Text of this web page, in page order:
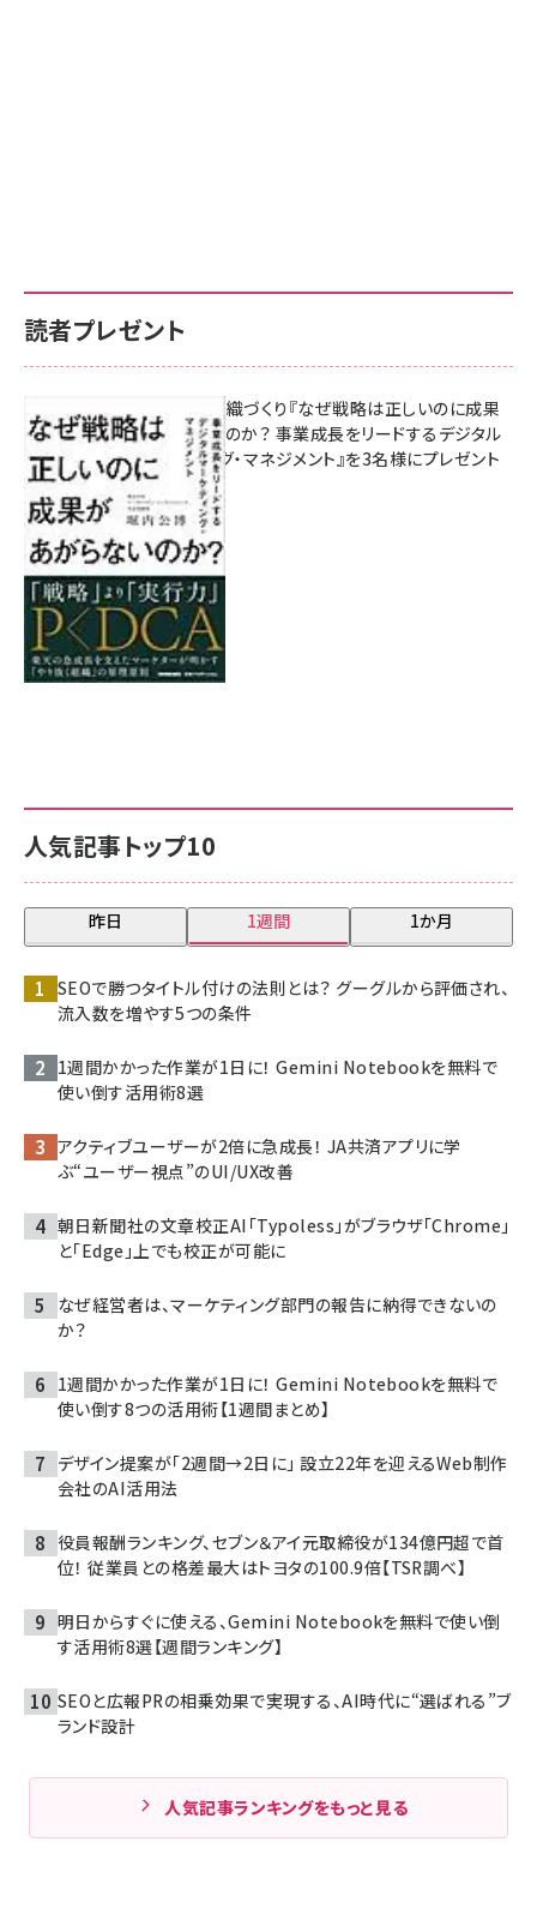
人気記事トップ10
昨日 1週間 1か月
SEOで勝つタイトル付けの法則とは？ グーグルから評価され、
流入数を増やす5つの条件
1週間かかった作業が1日に！ Gemini Notebookを無料で
使い倒す活用術8選
アクティブユーザーが2倍に急成長！ JA共済アプリに学
ぶ“ユーザー視点”のUI/UX改善
朝日新聞社の文章校正AI「Typoless」がブラウザ「Chrome」
と「Edge」上でも校正が可能に
なぜ経営者は、マーケティング部門の報告に納得できないの
か？
1週間かかった作業が1日に！ Gemini Notebookを無料で
使い倒す8つの活用術【1週間まとめ】
デザイン提案が「2週間→2日に」 設立22年を迎えるWeb制作
会社のAI活用法
役員報酬ランキング、セブン＆アイ元取締役が134億円超で首
位！ 従業員との格差最大はトヨタの100.9倍【TSR調べ】
明日からすぐに使える、Gemini Notebookを無料で使い倒
す活用術8選【週間ランキング】
SEOと広報PRの相乗効果で実現する、AI時代に“選ばれる”ブ
ランド設計
人気記事ランキングをもっと見る
読者プレゼント
成果を生む組織づくり『なぜ戦略は正しいのに成果
があがらないのか？ 事業成長をリードするデジタル
マーケティング・マネジメント』を3名様にプレゼント
8月7日 10:00